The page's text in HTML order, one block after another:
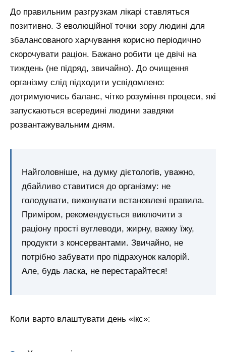
До правильним разгрузкам лікарі ставляться
позитивно. З еволюційної точки зору людині для
збалансованого харчування корисно періодично
скорочувати раціон. Бажано робити це двічі на
тиждень (не підряд, звичайно). До очищення
організму слід підходити усвідомлено:
дотримуючись баланс, чітко розуміння процеси, які
запускаються всередині людини завдяки
розвантажувальним дням.
Найголовніше, на думку дієтологів, уважно,
дбайливо ставитися до організму: не
голодувати, виконувати встановлені правила.
Приміром, рекомендується виключити з
раціону прості вуглеводи, жирну, важку їжу,
продукти з консервантами. Звичайно, не
потрібно забувати про підрахунок калорій.
Але, будь ласка, не перестарайтеся!
Коли варто влаштувати день «ікс»: